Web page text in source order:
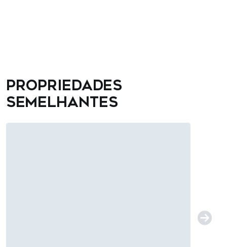
Propriedades
semelhantes